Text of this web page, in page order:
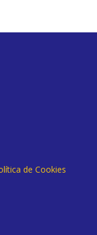
de Cookies